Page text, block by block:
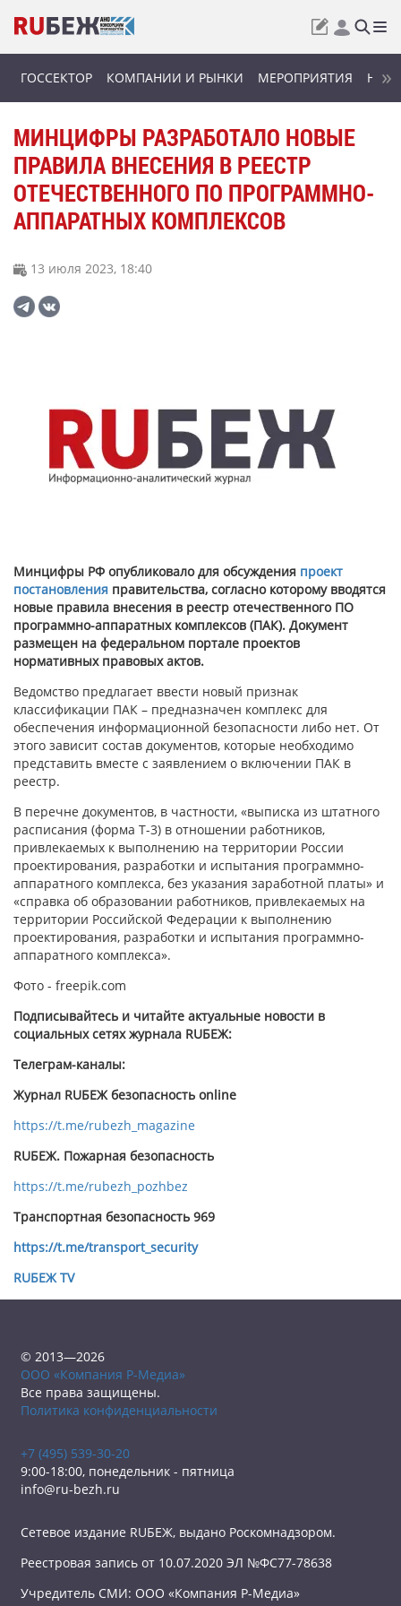
ГОССЕКТОР КОМПАНИИ И РЫНКИ МЕРОПРИЯТИЯ
МИНЦИФРЫ РАЗРАБОТАЛО НОВЫЕ
ПРАВИЛА ВНЕСЕНИЯ В РЕЕСТР
ОТЕЧЕСТВЕННОГО ПО ПРОГРАММНО-
АППАРАТНЫХ КОМПЛЕКСОВ
13 июля 2023, 18:40
Минцифры РФ опубликовало для обсуждения проект
постановления правительства, согласно которому вводятся
новые правила внесения в реестр отечественного ПО
программно-аппаратных комплексов (ПАК). Документ
размещен на федеральном портале проектов
нормативных правовых актов.
Ведомство предлагает ввести новый признак
классификации ПАК – предназначен комплекс для
обеспечения информационной безопасности либо нет. От
этого зависит состав документов, которые необходимо
представить вместе с заявлением о включении ПАК в
реестр.
В перечне документов, в частности, «выписка из штатного
расписания (форма Т-3) в отношении работников,
привлекаемых к выполнению на территории России
проектирования, разработки и испытания программно-
аппаратного комплекса, без указания заработной платы» и
«справка об образовании работников, привлекаемых на
территории Российской Федерации к выполнению
проектирования, разработки и испытания программно-
аппаратного комплекса».
Фото - freepik.com
Подписывайтесь и читайте актуальные новости в
социальных сетях журнала RUБЕЖ:
Телеграм-каналы:
Журнал RUБЕЖ безопасность online
https://t.me/rubezh_magazine
RUБЕЖ. Пожарная безопасность
https://t.me/rubezh_pozhbez
Транспортная безопасность 969
https://t.me/transport_security
RUБЕЖ TV
© 2013—2026
ООО «Компания Р-Медиа»
Все права защищены.
Политика конфиденциальности
+7 (495) 539-30-20
9:00-18:00, понедельник - пятница
info@ru-bezh.ru
Сетевое издание RUБЕЖ, выдано Роскомнадзором.
Реестровая запись от 10.07.2020 ЭЛ №ФС77-78638
Учредитель СМИ: ООО «Компания Р-Медиа»